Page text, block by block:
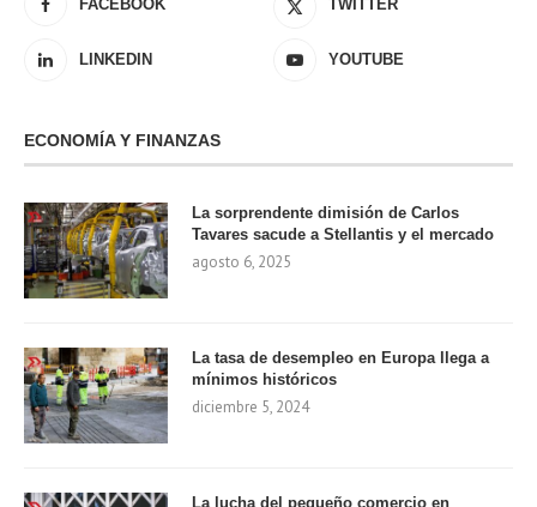
FACEBOOK TWITTER
LINKEDIN YOUTUBE
ECONOMÍA Y FINANZAS
La sorprendente dimisión de Carlos
Tavares sacude a Stellantis y el mercado
agosto 6, 2025
La tasa de desempleo en Europa llega a
mínimos históricos
diciembre 5, 2024
La lucha del pequeño comercio en